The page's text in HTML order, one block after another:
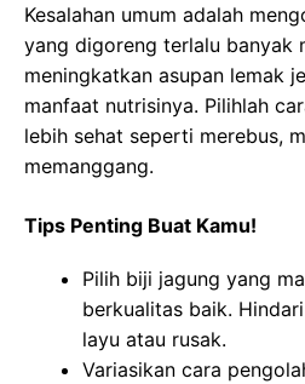
Kesalahan umum adalah
yang digoreng terlalu banyak
meningkatkan asupan lemak
manfaat nutrisinya. Pilihlah
lebih sehat seperti merebus,
memanggang.
Tips Penting Buat Kamu!
Pilih biji jagung yang
berkualitas baik.
layu atau rusak.
Variasikan cara